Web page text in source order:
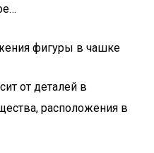
фигуры в чашке
от деталей в
расположения в